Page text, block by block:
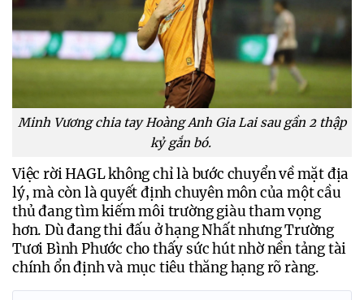
Minh Vương chia tay Hoàng Anh Gia Lai sau gần 2 thập
kỷ gắn bó.
Việc rời HAGL không chỉ là bước chuyển về mặt địa
lý, mà còn là quyết định chuyên môn của một cầu
thủ đang tìm kiếm môi trường giàu tham vọng
hơn. Dù đang thi đấu ở hạng Nhất nhưng Trường
Tươi Bình Phước cho thấy sức hút nhờ nền tảng tài
chính ổn định và mục tiêu thăng hạng rõ ràng.